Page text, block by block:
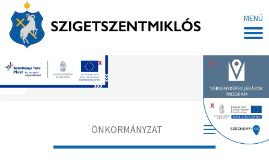
MENÜ
x
x
x
Főoldal
ÖNKORMÁNYZAT